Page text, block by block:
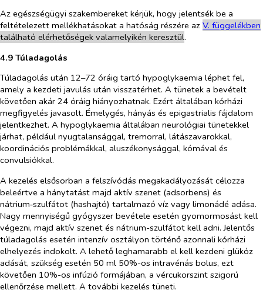
Az egészségügyi szakembereket kérjük, hogy jelentsék be a
feltételezett mellékhatásokat a hatóság részére az V. függelékben
található elérhetőségek valamelyikén keresztül.
4.9 Túladagolás
Túladagolás után 12–72 óráig tartó hypoglykaemia léphet fel,
amely a kezdeti javulás után visszatérhet. A tünetek a bevételt
követően akár 24 óráig hiányozhatnak. Ezért általában kórházi
megfigyelés javasolt. Émelygés, hányás és epigastrialis fájdalom
jelentkezhet. A hypoglykaemia általában neurológiai tünetekkel
járhat, például nyugtalansággal, tremorral, látászavarokkal,
koordinációs problémákkal, aluszékonysággal, kómával és
convulsiókkal.
A kezelés elsősorban a felszívódás megakadályozását célozza
beleértve a hánytatást majd aktív szenet (adsorbens) és
nátrium‑szulfátot (hashajtó) tartalmazó víz vagy limonádé adása.
Nagy mennyiségű gyógyszer bevétele esetén gyomormosást kell
végezni, majd aktív szenet és nátrium-szulfátot kell adni. Jelentős
túladagolás esetén intenzív osztályon történő azonnali kórházi
elhelyezés indokolt. A lehető leghamarabb el kell kezdeni glükóz
adását, szükség esetén 50 ml 50%-os intravénás bolus, ezt
követően 10%-os infúzió formájában, a vércukorszint szigorú
ellenőrzése mellett. A további kezelés tüneti.